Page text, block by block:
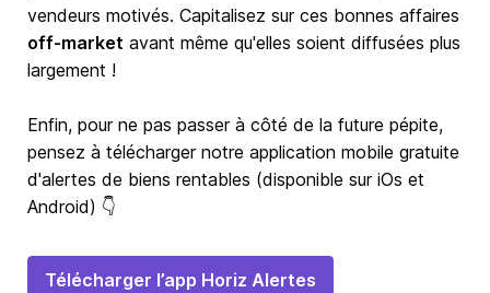
vendeurs motivés. Capitalisez sur ces bonnes affaires
off-market avant même qu'elles soient diffusées plus
largement !
Enfin, pour ne pas passer à côté de la future pépite,
pensez à télécharger notre application mobile gratuite
d'alertes de biens rentables (disponible sur iOs et
Android) 👇
Télécharger l’app Horiz Alertes